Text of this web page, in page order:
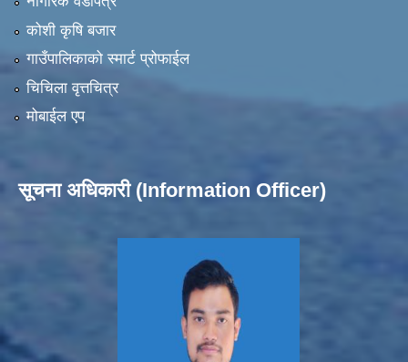
कोशी कृषि बजार
गाउँपालिकाको स्मार्ट प्रोफाईल
चिचिला वृत्तचित्र
मोबाईल एप
सूचना अधिकारी (Information Officer)